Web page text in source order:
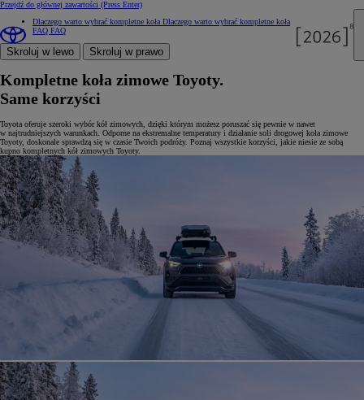
Przejdź do głównej zawartości (Press Enter)
Dlaczego warto wybrać kompletne koła Dlaczego warto wybrać kompletne koła
FAQ FAQ
Skroluj w lewo Skroluj w prawo
Kompletne koła zimowe Toyoty.
Same korzyści
Toyota oferuje szeroki wybór kół zimowych, dzięki którym możesz poruszać się pewnie w nawet
w najtrudniejszych warunkach. Odporne na ekstremalne temperatury i działanie soli drogowej koła zimowe
Toyoty, doskonale sprawdzą się w czasie Twoich podróży. Poznaj wszystkie korzyści, jakie niesie ze sobą
kupno kompletnych kół zimowych Toyoty.